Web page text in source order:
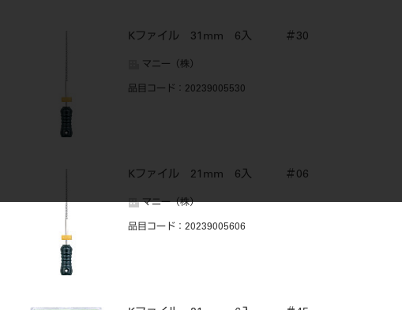
Kファイル 31mm 6入 ＃30
マニー（株）
品目コード ：20239005530
Kファイル 21mm 6入 ＃06
マニー（株）
品目コード ：20239005606